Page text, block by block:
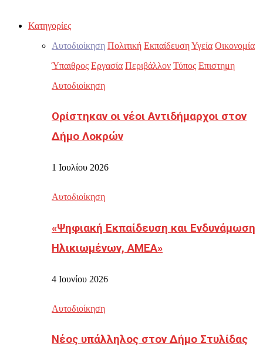
Κατηγορίες
Αυτοδιοίκηση Πολιτική ΕκπαίδευσηΥγεία Οικονομία
Ύπαιθρος Εργασία Περιβάλλον Τύπος Επιστημη
Αυτοδιοίκηση
Ορίστηκαν οι νέοι Αντιδήμαρχοι στον
Δήμο Λοκρών
1 Ιουλίου 2026
Αυτοδιοίκηση
«Ψηφιακή Εκπαίδευση και Ενδυνάμωση
Ηλικιωμένων, ΑΜΕΑ»
4 Ιουνίου 2026
Αυτοδιοίκηση
Νέος υπάλληλος στον Δήμο Στυλίδας